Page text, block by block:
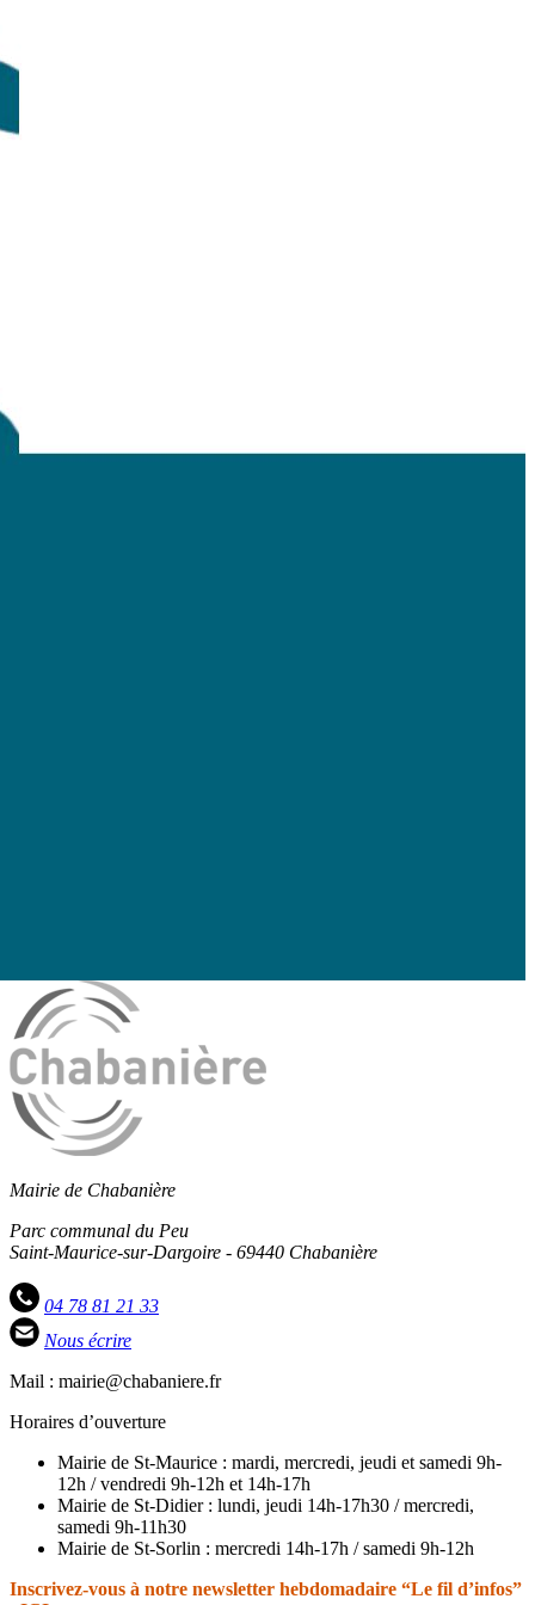
Mairie de Chabanière
Parc communal du Peu
Saint-Maurice-sur-Dargoire - 69440 Chabanière
04 78 81 21 33
Nous écrire
Mail : mairie@chabaniere.fr
Horaires d’ouverture
Mairie de St-Maurice : mardi, mercredi, jeudi et samedi 9h-
12h / vendredi 9h-12h et 14h-17h
Mairie de St-Didier : lundi, jeudi 14h-17h30 / mercredi,
samedi 9h-11h30
Mairie de St-Sorlin : mercredi 14h-17h / samedi 9h-12h
Inscrivez-vous à notre newsletter hebdomadaire “Le fil d’infos”